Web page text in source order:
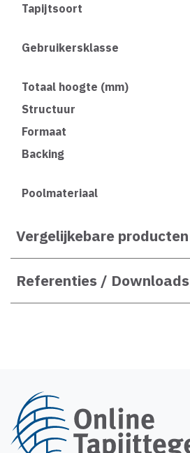
Tapijtsoort
Gebruikersklasse
Totaal hoogte (mm)
Structuur
Formaat
Backing
Poolmateriaal
Vergelijkebare producten
Referenties / Downloads